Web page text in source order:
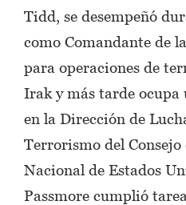
Tidd, se desempeñó
como Comandante de
para operaciones de
Irak y más tarde
en la Dirección de
Terrorismo del Consejo
Nacional de Estados
Passmore cumplió